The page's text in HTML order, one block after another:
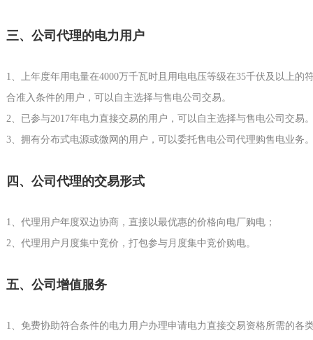
三、公司代理的电力用户
1、上年度年用电量在4000万千瓦时且用电电压等级在35千伏及以上的
合准入条件的用户，可以自主选择与售电公司交易。
2、已参与2017年电力直接交易的用户，可以自主选择与售电公司交易
3、拥有分布式电源或微网的用户，可以委托售电公司代理购售电业务
四、公司代理的交易形式
1、代理用户年度双边协商，直接以最优惠的价格向电厂购电；
2、代理用户月度集中竞价，打包参与月度集中竞价购电。
五、公司增值服务
1、免费协助符合条件的电力用户办理申请电力直接交易资格所需的各